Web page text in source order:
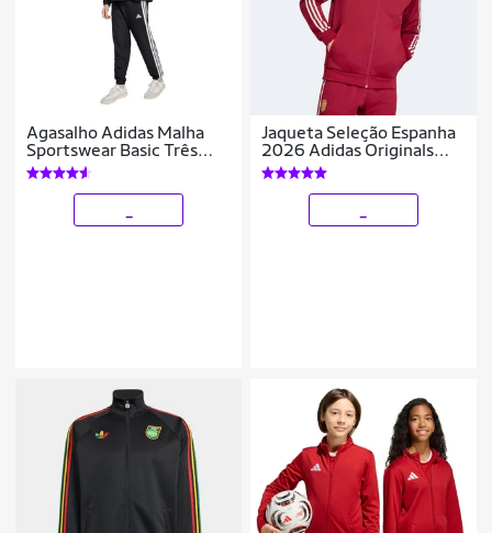
Agasalho Adidas Malha
Sportswear Basic Três
Listras Masculino
Jaqueta Seleção Espanha
2026 Adidas Originals
Masculina